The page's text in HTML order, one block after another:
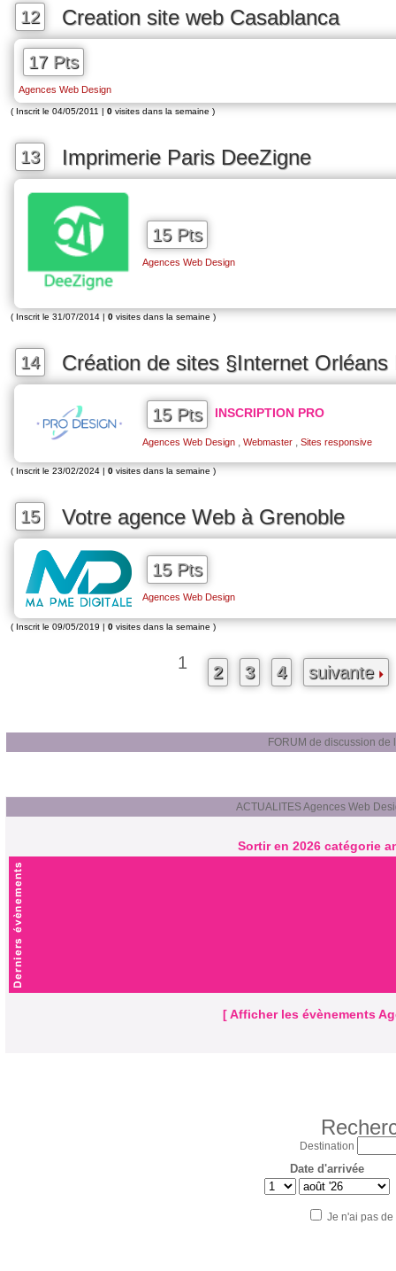
12 Creation site web Casablanca
17 Pts
Agences Web Design
( Inscrit le 04/05/2011 | 0 visites dans la semaine )
13 Imprimerie Paris DeeZigne
15 Pts
Agences Web Design
( Inscrit le 31/07/2014 | 0 visites dans la semaine )
14 Création de sites §Internet Orléans
15 Pts INSCRIPTION PRO
Agences Web Design , Webmaster , Sites responsive
( Inscrit le 23/02/2024 | 0 visites dans la semaine )
15 Votre agence Web à Grenoble
15 Pts
Agences Web Design
( Inscrit le 09/05/2019 | 0 visites dans la semaine )
1 2 3 4 suivante
FORUM de discussion
ACTUALITES Agences Web
Sortir en 2026 catégorie
[ Afficher les évènements
Destination
Date d'arrivée
Je n'ai pas